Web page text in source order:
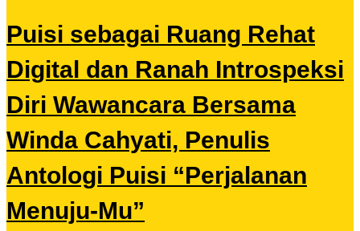
Puisi sebagai Ruang Rehat
Digital dan Ranah Introspeksi
Diri Wawancara Bersama
Winda Cahyati, Penulis
Antologi Puisi “Perjalanan
Menuju-Mu”